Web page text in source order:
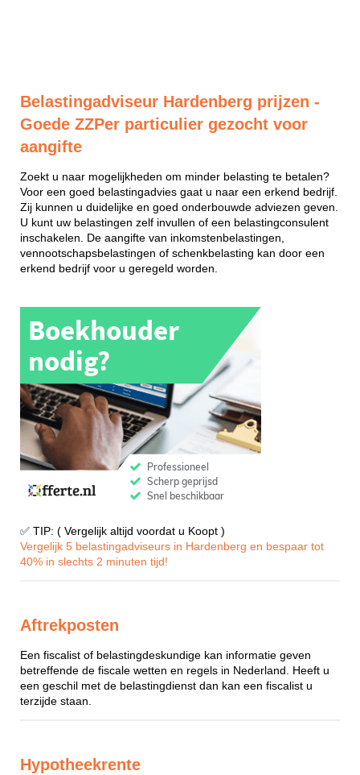
Belastingadviseur Hardenberg prijzen -
Goede ZZPer particulier gezocht voor
aangifte
Zoekt u naar mogelijkheden om minder belasting te betalen?
Voor een goed belastingadvies gaat u naar een erkend bedrijf.
Zij kunnen u duidelijke en goed onderbouwde adviezen geven.
U kunt uw belastingen zelf invullen of een belastingconsulent
inschakelen. De aangifte van inkomstenbelastingen,
vennootschapsbelastingen of schenkbelasting kan door een
erkend bedrijf voor u geregeld worden.
✅ TIP: ( Vergelijk altijd voordat u Koopt )
Vergelijk 5 belastingadviseurs in Hardenberg en bespaar tot
40% in slechts 2 minuten tijd!
Aftrekposten
Een fiscalist of belastingdeskundige kan informatie geven
betreffende de fiscale wetten en regels in Nederland. Heeft u
een geschil met de belastingdienst dan kan een fiscalist u
terzijde staan.
Hypotheekrente